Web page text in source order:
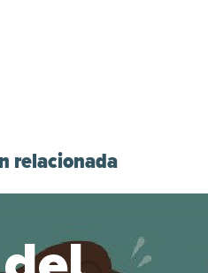
relacionada